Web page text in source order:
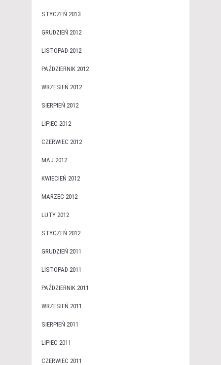
STYCZEŃ 2013
GRUDZIEŃ 2012
LISTOPAD 2012
PAŹDZIERNIK 2012
WRZESIEŃ 2012
SIERPIEŃ 2012
LIPIEC 2012
CZERWIEC 2012
MAJ 2012
KWIECIEŃ 2012
MARZEC 2012
LUTY 2012
STYCZEŃ 2012
GRUDZIEŃ 2011
LISTOPAD 2011
PAŹDZIERNIK 2011
WRZESIEŃ 2011
SIERPIEŃ 2011
LIPIEC 2011
CZERWIEC 2011